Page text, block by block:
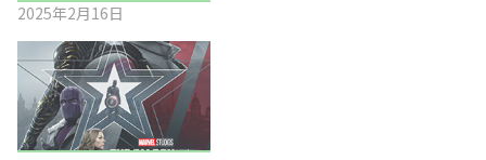
2025年2月16日